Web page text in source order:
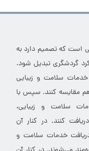
است که تصمیم دارد به
گردشگری تبدیل شود.
خدمات سلامت و زیبایی
مقایسه کنند. سپس با
سلامت و زیبایی،
کنند. در کنار آن
دریافت خدمات سلامت و